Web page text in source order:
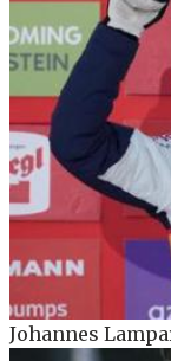
Johannes